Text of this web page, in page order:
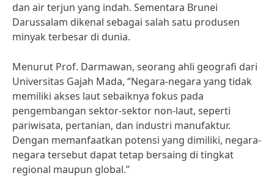
dan air terjun yang indah. Sementara Brunei
Darussalam dikenal sebagai salah satu produsen
minyak terbesar di dunia.
Menurut Prof. Darmawan, seorang ahli geografi dari
Universitas Gajah Mada, “Negara-negara yang tidak
memiliki akses laut sebaiknya fokus pada
pengembangan sektor-sektor non-laut, seperti
pariwisata, pertanian, dan industri manufaktur.
Dengan memanfaatkan potensi yang dimiliki, negara-
negara tersebut dapat tetap bersaing di tingkat
regional maupun global.”